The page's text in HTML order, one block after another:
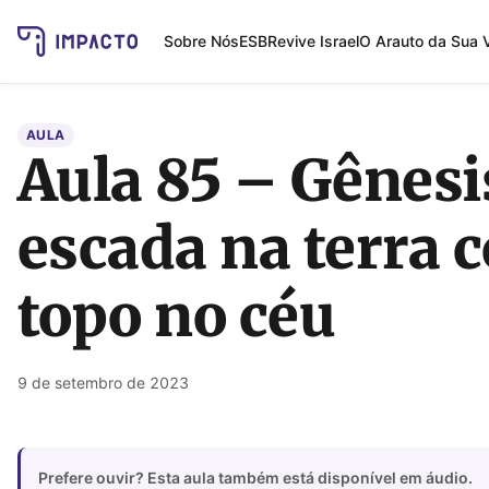
Sobre NósESBRevive IsraelO Arauto da Sua
AULA
Aula 85 –
escada na terra
topo no céu
9 de setembro de 2023
Prefere ouvir? Esta aula também está disponível em áudio.